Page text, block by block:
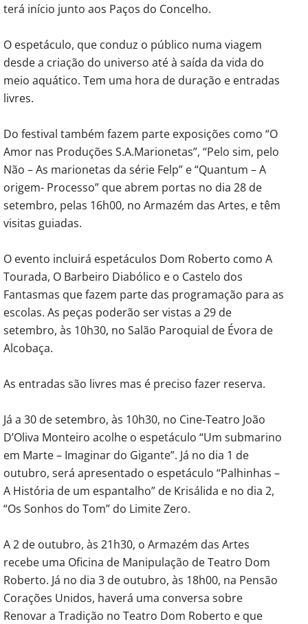
terá início junto aos Paços do Concelho.
O espetáculo, que conduz o público numa viagem
desde a criação do universo até à saída da vida do
meio aquático. Tem uma hora de duração e entradas
livres.
Do festival também fazem parte exposições como “O
Amor nas Produções S.A.Marionetas”, “Pelo sim, pelo
Não – As marionetas da série Felp” e “Quantum – A
origem- Processo” que abrem portas no dia 28 de
setembro, pelas 16h00, no Armazém das Artes, e têm
visitas guiadas.
O evento incluirá espetáculos Dom Roberto como A
Tourada, O Barbeiro Diabólico e o Castelo dos
Fantasmas que fazem parte das programação para as
escolas. As peças poderão ser vistas a 29 de
setembro, às 10h30, no Salão Paroquial de Évora de
Alcobaça.
As entradas são livres mas é preciso fazer reserva.
Já a 30 de setembro, às 10h30, no Cine-Teatro João
D’Oliva Monteiro acolhe o espetáculo “Um submarino
em Marte – Imaginar do Gigante”. Já no dia 1 de
outubro, será apresentado o espetáculo “Palhinhas –
A História de um espantalho” de Krisálida e no dia 2,
“Os Sonhos do Tom” do Limite Zero.
A 2 de outubro, às 21h30, o Armazém das Artes
recebe uma Oficina de Manipulação de Teatro Dom
Roberto. Já no dia 3 de outubro, às 18h00, na Pensão
Corações Unidos, haverá uma conversa sobre
Renovar a Tradição no Teatro Dom Roberto e que